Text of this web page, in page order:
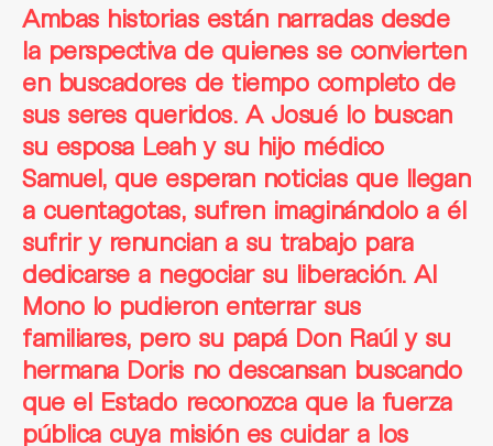
Ambas historias están narradas desde
la perspectiva de quienes se convierten
en buscadores de tiempo completo de
sus seres queridos. A Josué lo buscan
su esposa Leah y su hijo médico
Samuel, que esperan noticias que llegan
a cuentagotas, sufren imaginándolo a él
sufrir y renuncian a su trabajo para
dedicarse a negociar su liberación. Al
Mono lo pudieron enterrar sus
familiares, pero su papá Don Raúl y su
hermana Doris no descansan buscando
que el Estado reconozca que la fuerza
pública cuya misión es cuidar a los